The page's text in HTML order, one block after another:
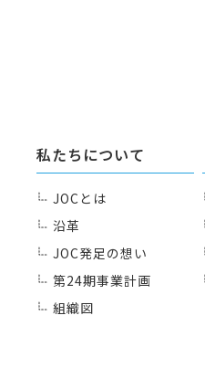
私たちについて
JOCとは
沿革
JOC発足の想い
第24期事業計画
組織図